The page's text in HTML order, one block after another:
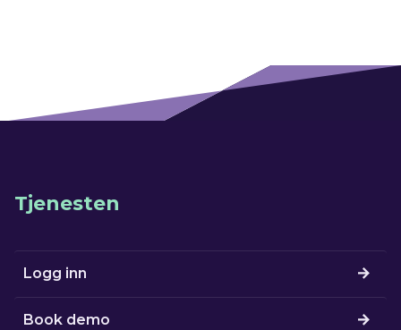
Tjenesten
Logg inn
Book demo